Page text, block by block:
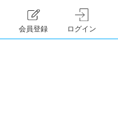
会員登録 ログイン